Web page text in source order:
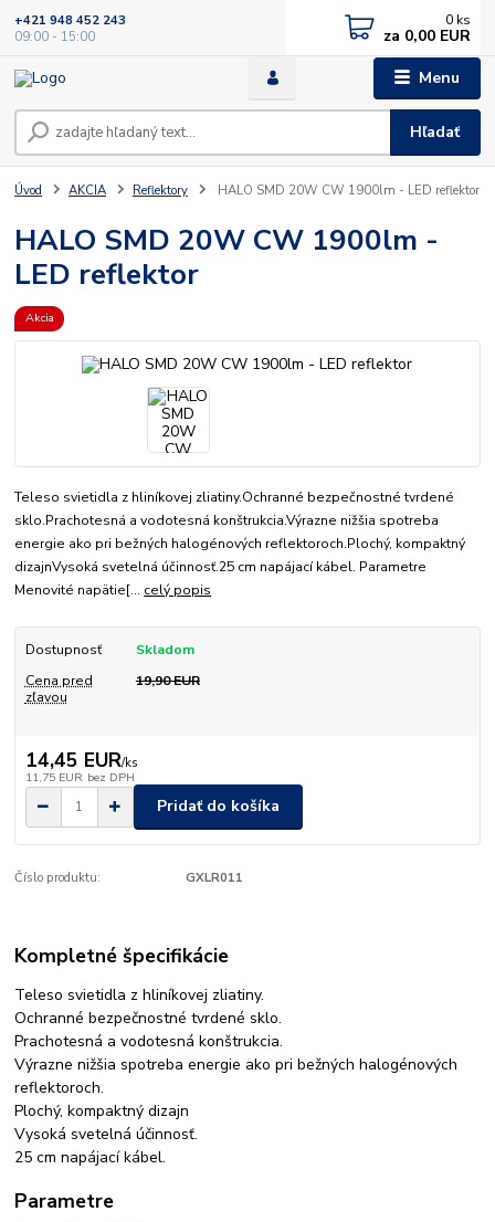
Menu
Hľadať
+421 948 452 243
09:00 - 15:00
0 ks
za 0,00 EUR
Úvod AKCIA Reflektory HALO SMD 20W CW 1900lm - LED reflektor
HALO SMD 20W CW 1900lm -
LED reflektor
Akcia
Teleso svietidla z hliníkovej zliatiny.Ochranné bezpečnostné tvrdené
sklo.Prachotesná a vodotesná konštrukcia.Výrazne nižšia spotreba
energie ako pri bežných halogénových reflektoroch.Plochý, kompaktný
dizajnVysoká svetelná účinnosť.25 cm napájací kábel. Parametre
Menovité napätie[... celý popis
Dostupnosť
Skladom
Cena pred
zľavou
19,90 EUR
14,45 EUR/ks
11,75 EUR bez DPH
Pridať do košíka
Číslo produktu: GXLR011
Kompletné špecifikácie
Teleso svietidla z hliníkovej zliatiny.
Ochranné bezpečnostné tvrdené sklo.
Prachotesná a vodotesná konštrukcia.
Výrazne nižšia spotreba energie ako pri bežných halogénových
reflektoroch.
Plochý, kompaktný dizajn
Vysoká svetelná účinnosť.
25 cm napájací kábel.
Parametre